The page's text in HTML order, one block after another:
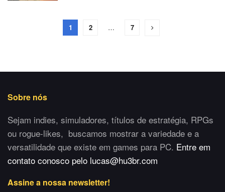
1 2 … 7
Sobre nós
Sejam indies, simuladores, títulos de estratégia, RPGs
ou rogue-likes, buscamos mostrar a variedade e a
versatilidade que existe em games para PC. Entre em
contato conosco pelo lucas@hu3br.com
Assine a nossa newsletter!